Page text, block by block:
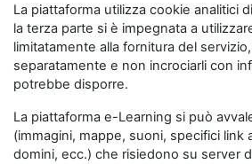
La piattaforma utilizza cookie analitici
la terza parte si è impegnata a
limitatamente alla fornitura del
separatamente e non incrociarli con
potrebbe disporre.
La piattaforma e-Learning si può
(immagini, mappe, suoni, specifici link
domini, ecc.) che risiedono su server